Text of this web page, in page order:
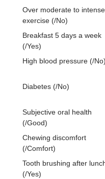
Over moderate to intense
exercise (/No)
Breakfast 5 days a week
(/Yes)
High blood pressure (/No)
Diabetes (/No)
Subjective oral health
(/Good)
Chewing discomfort
(/Comfort)
Tooth brushing after
(/Yes)